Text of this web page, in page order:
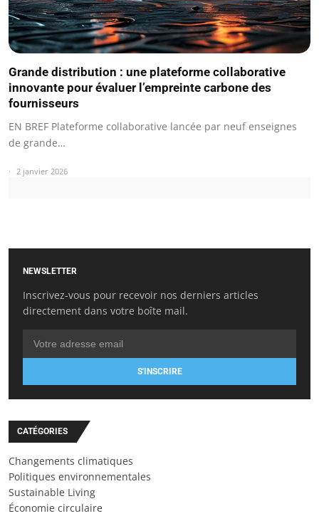
Grande distribution : une plateforme collaborative
innovante pour évaluer l’empreinte carbone des
fournisseurs
EN BREF Plateforme collaborative lancée par neuf enseignes
de grande…
2 janvier 2026
NEWSLETTER
Inscrivez-vous pour recevoir nos derniers articles
directement dans votre boîte mail.
S'INSCRIRE
CATÉGORIES
Changements climatiques
Politiques environnementales
Sustainable Living
Économie circulaire